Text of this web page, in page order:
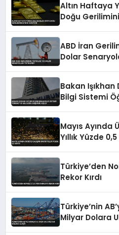
Altın Haftaya
Doğu
ABD İran
Dolar
Bakan Işıkhan
Bilgi Sistemi
Mayıs Ayında
Yıllık Yüzde
Türkiye’den
Rekor Kırdı
Türkiye’nin
Milyar Dolara